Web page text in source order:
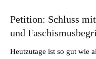
Petition: Schluss
und
Heutzutage ist so gut wie